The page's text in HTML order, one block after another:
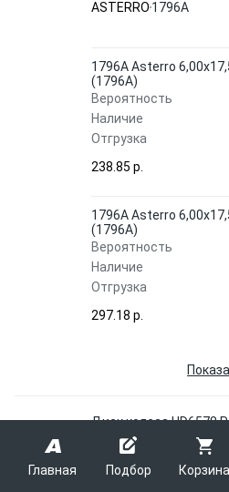
Главная Подбор Корзина
ASTERRO 1796A
1796A Asterro
(1796A)
Вероятность
Наличие
Отгрузка
238.85 p.
1796A Asterro
(1796A)
Вероятность
Наличие
Отгрузка
297.18 p.
Диск колеса HD6578
шпил. ASTERRO
ASTERRO
529105H220